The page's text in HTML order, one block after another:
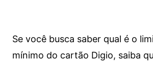
Se você busca saber qual é o
mínimo do cartão Digio, saiba